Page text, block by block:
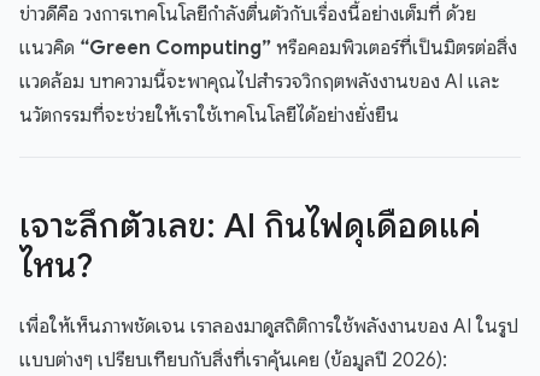
ข่าวดีคือ วงการเทคโนโลยีกำลังตื่นตัวกับเรื่องนี้อย่างเต็มที่ ด้วย
แนวคิด “Green Computing” หรือคอมพิวเตอร์ที่เป็นมิตรต่อสิ่ง
แวดล้อม บทความนี้จะพาคุณไปสำรวจวิกฤตพลังงานของ AI และ
นวัตกรรมที่จะช่วยให้เราใช้เทคโนโลยีได้อย่างยั่งยืน
เจาะลึกตัวเลข: AI กินไฟดุเดือดแค่
ไหน?
เพื่อให้เห็นภาพชัดเจน เราลองมาดูสถิติการใช้พลังงานของ AI ในรูป
แบบต่างๆ เปรียบเทียบกับสิ่งที่เราคุ้นเคย (ข้อมูลปี 2026):